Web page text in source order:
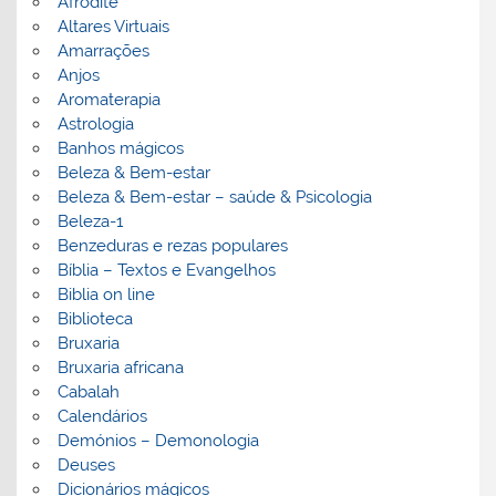
Altares Virtuais
Amarrações
Anjos
Aromaterapia
Astrologia
Banhos mágicos
Beleza & Bem-estar
Beleza & Bem-estar – saúde & Psicologia
Beleza-1
Benzeduras e rezas populares
Bíblia – Textos e Evangelhos
Biblia on line
Biblioteca
Bruxaria
Bruxaria africana
Cabalah
Calendários
Demónios – Demonologia
Deuses
Dicionários mágicos